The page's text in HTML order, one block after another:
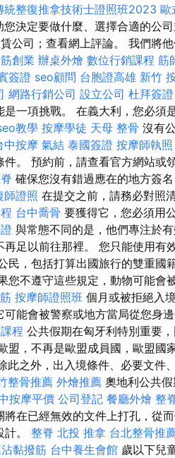
統整復推拿技術士證照班2023 歐
您決定要做什麼、選擇合適的公
公司；查看網上評論。 我們將
創業 辦桌外燴 數位行銷課程 筋
簽證 seo顧問 台胞證高雄 新竹
網路行銷公司 設立公司 杜拜簽證
一項挑戰。 在義大利，您必須
教學 按摩學徒 天母 整骨 沒有
中按摩 氣結 泰國簽證 按摩師執照
。 預約前，請查看官方網站或
確保您沒有錯過應在的地方簽
師證照 在提交之前，請務必對照
台中喬骨 要獲得它，您必須用
與常態不同的是，他們專注於
足以前往那裡。 您只能使用有
民，包括打算出國旅行的雙重國
您不遵守這些規定，動物可能會
按摩師證照班 個月或被拒絕入
能會被警察或地方當局從您身
程 公共假期在匈牙利特別重要
盟，不再是歐盟成員國，歐盟國
此之外，出入境條件、必要文件
整骨推薦 外燴推薦 奧地利公共
按摩平價 公司登記 餐廳外燴 整
在已經無效的文件上打孔，從
。 整脊 北投 推拿 台北整骨推
黏撥筋 台中養生會館 歲以下兒